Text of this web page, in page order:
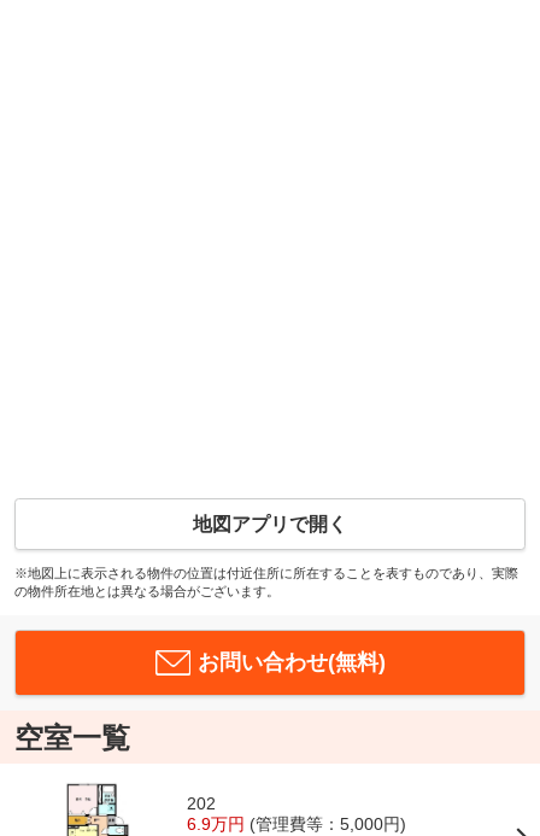
地図アプリで開く
※地図上に表示される物件の位置は付近住所に所在することを表すものであり、実際
の物件所在地とは異なる場合がございます。
お問い合わせ(無料)
空室一覧
202
6.9万円 (管理費等：5,000円)